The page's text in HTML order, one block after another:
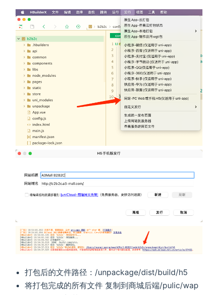
打包后的文件路径：/unpackage/dist/build/h5
将打包完成的所有文件 复制到商城后端/pulic/wap